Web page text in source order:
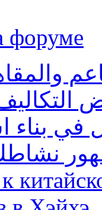
форуме
بناء